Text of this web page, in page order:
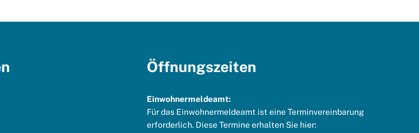
Öffnungszeiten
Einwohnermeldeamt:
Für das Einwohnermeldeamt ist eine Terminvereinbarung
erforderlich. Diese Termine erhalten Sie hier: